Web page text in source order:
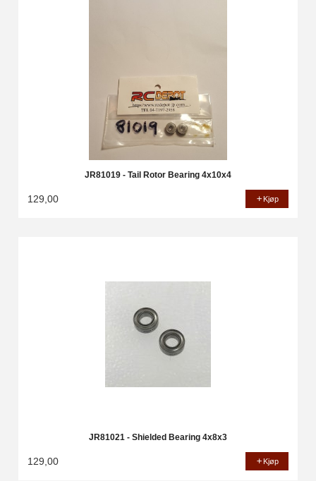
JR81019 - Tail Rotor Bearing 4x10x4
129,00 Kjøp
JR81021 - Shielded Bearing 4x8x3
129,00 Kjøp